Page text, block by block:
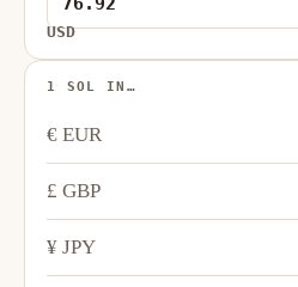
USD
1 SOL IN…
€ EUR
£ GBP
¥ JPY